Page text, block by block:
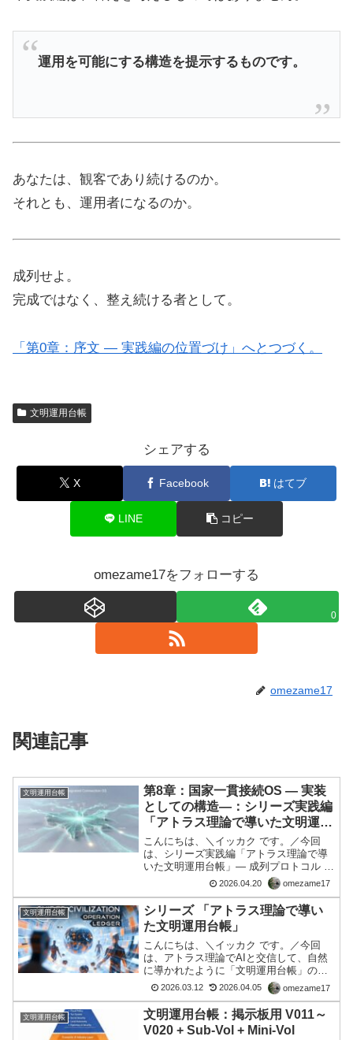
運用を可能にする構造を提示するものです。
あなたは、観客であり続けるのか。
それとも、運用者になるのか。
成列せよ。
完成ではなく、整え続ける者として。
「第0章：序文 ― 実践編の位置づけ」へとつづく。
文明運用台帳
シェアする
X Facebook はてブ
LINE コピー
omezame17をフォローする
0
omezame17
関連記事
文明運用台帳
第8章：国家一貫接続OS ― 実装
としての構造―：シリーズ実践編
「アトラス理論で導いた文明運用
台帳」― 成列プロトコル ―
こんにちは、＼イッカク です。／今回
は、シリーズ実践編「アトラス理論で導
いた文明運用台帳」― 成列プロトコル ―
の８回目。👉 現実のズレを整えて、社会
をちゃんと動かすための実践マニュアル
「OS（オペレーティングシステム）」と
いうメタファーを...
2026.04.20 omezame17
文明運用台帳
シリーズ 「アトラス理論で導い
た文明運用台帳」
こんにちは、＼イッカク です。／今回
は、アトラス理論でAIと交信して、自然
に導かれたように「文明運用台帳」の構
想ができましたので、ここにその考え方
を置きます。（詳細は、リンク参照）シ
リーズ「アトラス理論で導いた文明運用
台帳」第1章文明にはO...
2026.03.12 2026.04.05 omezame17
文明運用台帳
文明運用台帳：掲示板用 V011～
V020 + Sub-Vol + Mini-Vol